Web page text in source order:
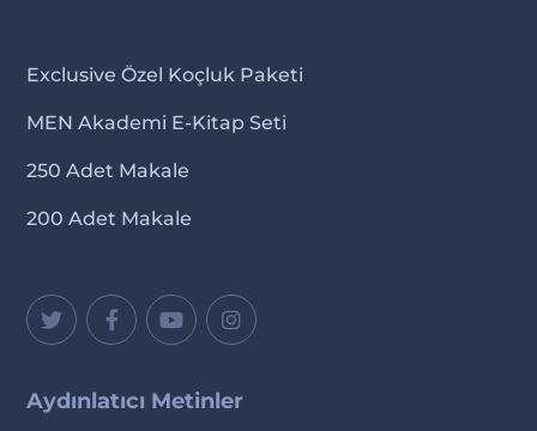
Exclusive Özel Koçluk Paketi
MEN Akademi E-Kitap Seti
250 Adet Makale
200 Adet Makale
Aydınlatıcı Metinler